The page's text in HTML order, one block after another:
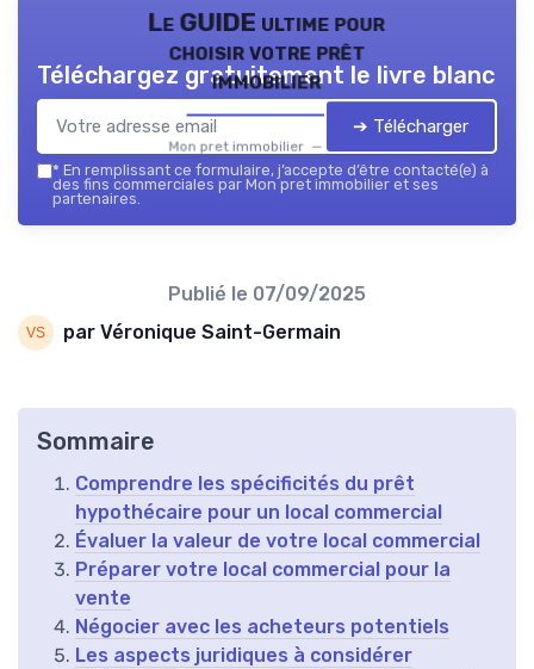
Le GUIDE ultime pour
choisir votre prêt
immobilier
Mon pret immobilier — 2026
Téléchargez gratuitement le livre blanc
➔ Télécharger
* En remplissant ce formulaire, j’accepte d’être contacté(e) à
des fins commerciales par Mon pret immobilier et ses
partenaires.
Publié le 07/09/2025
par Véronique Saint-Germain
Sommaire
Comprendre les spécificités du prêt
hypothécaire pour un local commercial
Évaluer la valeur de votre local commercial
Préparer votre local commercial pour la
vente
Négocier avec les acheteurs potentiels
Les aspects juridiques à considérer